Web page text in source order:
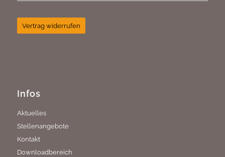
Vertrag widerrufen
Infos
Aktuelles
Stellenangebote
Kontakt
Downloadbereich